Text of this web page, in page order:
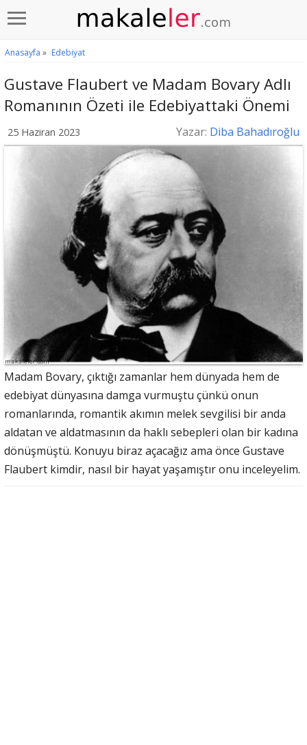
Anasayfa » Edebiyat
Gustave Flaubert ve Madam Bovary Adlı
Romanının Özeti ile Edebiyattaki Önemi
25 Haziran 2023 Yazar: Diba Bahadıroğlu
Madam Bovary, çıktığı zamanlar hem dünyada hem de
edebiyat dünyasına damga vurmuştu çünkü onun
romanlarında, romantik akımın melek sevgilisi bir anda
aldatan ve aldatmasının da haklı sebepleri olan bir kadına
dönüşmüştü. Konuyu biraz açacağız ama önce Gustave
Flaubert kimdir, nasıl bir hayat yaşamıştır onu inceleyelim.